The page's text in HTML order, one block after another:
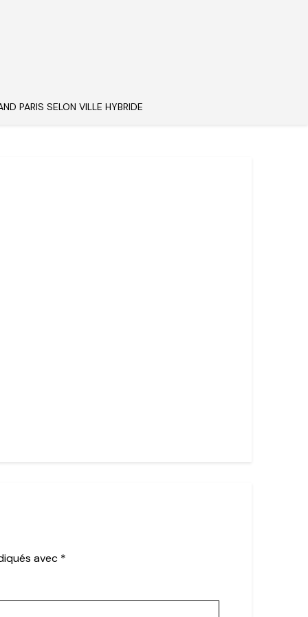
PARIS SELON VILLE HYBRIDE
avec *